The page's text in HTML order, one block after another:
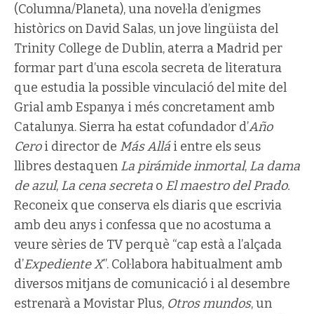
(Columna/Planeta), una novel·la d’enigmes
històrics on David Salas, un jove lingüista del
Trinity College de Dublin, aterra a Madrid per
formar part d’una escola secreta de literatura
que estudia la possible vinculació del mite del
Grial amb Espanya i més concretament amb
Catalunya. Sierra ha estat cofundador d’Año
Ceroi director de Más Allái entre els seus
llibres destaquen La pirámide inmortal, La dama
de azul, La cena secreta o El maestro del Prado.
Reconeix que conserva els diaris que escrivia
amb deu anys i confessa que no acostuma a
veure sèries de TV perquè “cap està a l’alçada
d’Expediente X”. Col·labora habitualment amb
diversos mitjans de comunicació i al desembre
estrenarà a Movistar Plus, Otros mundos, un